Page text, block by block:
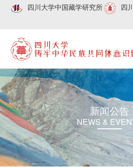
四川大学中国藏学研究所 四
新闻公告
NEWS &